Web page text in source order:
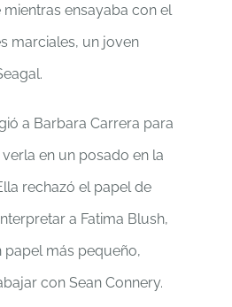
ensayaba con el
marciales, un joven
a Barbara Carrera para
en un posado en la
rechazó el papel de
a Fatima Blush,
papel más pequeño,
con Sean Connery.